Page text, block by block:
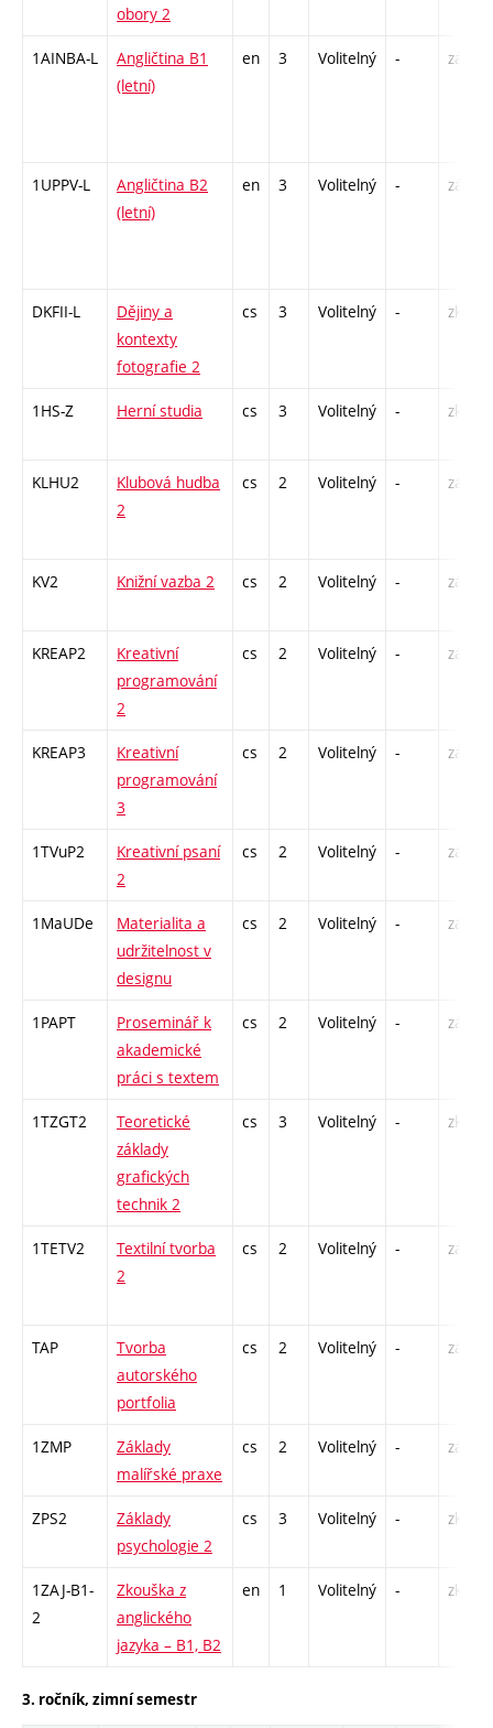
obory 2
1AINBA-L
Angličtina B1
(letní)
en 3 Volitelný - zá,zk
1UPPV-L
Angličtina B2
(letní)
en 3 Volitelný - zá,zk
DKFII-L
Dějiny a
kontexty
fotografie 2
cs 3 Volitelný - zk
1HS-Z Herní studia cs 3 Volitelný - zk
KLHU2
Klubová hudba
2
cs 2 Volitelný - zá
KV2 Knižní vazba 2 cs 2 Volitelný - zá
KREAP2
Kreativní
programování
2
cs 2 Volitelný - zá
KREAP3
Kreativní
programování
3
cs 2 Volitelný - zá
1TVuP2
Kreativní psaní
2
cs 2 Volitelný - zá
1MaUDe
Materialita a
udržitelnost v
designu
cs 2 Volitelný - zá
1PAPT
Proseminář k
akademické
práci s textem
cs 2 Volitelný - zá
1TZGT2
Teoretické
základy
grafických
technik 2
cs 3 Volitelný - zk
1TETV2
Textilní tvorba
2
cs 2 Volitelný - zá
TAP
Tvorba
autorského
portfolia
cs 2 Volitelný - zá
1ZMP
Základy
malířské praxe
cs 2 Volitelný - zá
ZPS2
Základy
psychologie 2
cs 3 Volitelný - zk
1ZAJ-B1-
2
Zkouška z
anglického
jazyka – B1, B2
en 1 Volitelný - zk
3. ročník, zimní semestr